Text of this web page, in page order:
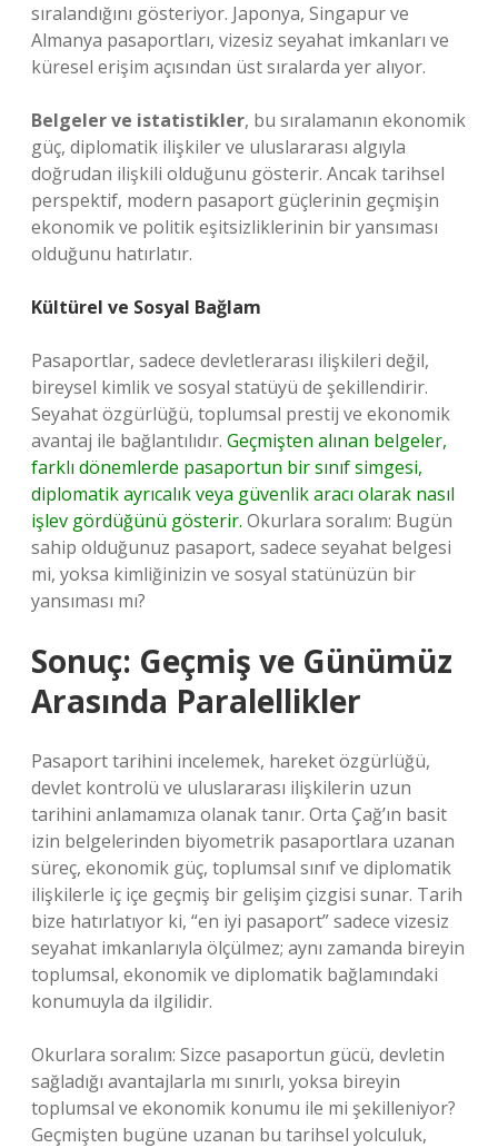
sıralandığını gösteriyor. Japonya, Singapur ve
Almanya pasaportları, vizesiz seyahat imkanları ve
küresel erişim açısından üst sıralarda yer alıyor.
Belgeler ve istatistikler, bu sıralamanın ekonomik
güç, diplomatik ilişkiler ve uluslararası algıyla
doğrudan ilişkili olduğunu gösterir. Ancak tarihsel
perspektif, modern pasaport güçlerinin geçmişin
ekonomik ve politik eşitsizliklerinin bir yansıması
olduğunu hatırlatır.
Kültürel ve Sosyal Bağlam
Pasaportlar, sadece devletlerarası ilişkileri değil,
bireysel kimlik ve sosyal statüyü de şekillendirir.
Seyahat özgürlüğü, toplumsal prestij ve ekonomik
avantaj ile bağlantılıdır. Geçmişten alınan belgeler,
farklı dönemlerde pasaportun bir sınıf simgesi,
diplomatik ayrıcalık veya güvenlik aracı olarak nasıl
işlev gördüğünü gösterir. Okurlara soralım: Bugün
sahip olduğunuz pasaport, sadece seyahat belgesi
mi, yoksa kimliğinizin ve sosyal statünüzün bir
yansıması mı?
Sonuç: Geçmiş ve Günümüz
Arasında Paralellikler
Pasaport tarihini incelemek, hareket özgürlüğü,
devlet kontrolü ve uluslararası ilişkilerin uzun
tarihini anlamamıza olanak tanır. Orta Çağ’ın basit
izin belgelerinden biyometrik pasaportlara uzanan
süreç, ekonomik güç, toplumsal sınıf ve diplomatik
ilişkilerle iç içe geçmiş bir gelişim çizgisi sunar. Tarih
bize hatırlatıyor ki, “en iyi pasaport” sadece vizesiz
seyahat imkanlarıyla ölçülmez; aynı zamanda bireyin
toplumsal, ekonomik ve diplomatik bağlamındaki
konumuyla da ilgilidir.
Okurlara soralım: Sizce pasaportun gücü, devletin
sağladığı avantajlarla mı sınırlı, yoksa bireyin
toplumsal ve ekonomik konumu ile mi şekilleniyor?
Geçmişten bugüne uzanan bu tarihsel yolculuk,